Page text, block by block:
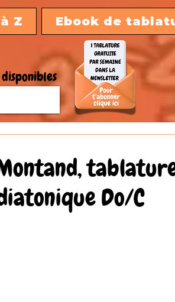
Z Ebook de
Do/C